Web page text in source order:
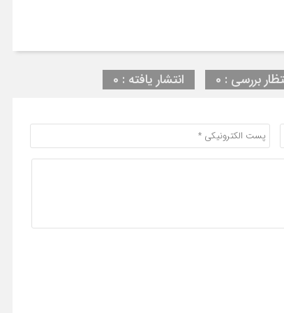
بررسی : 0 انتشار یافته : 0